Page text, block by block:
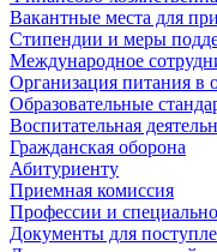
Вакантные места для
Стипендии и меры
Международное
Организация питания в
Образовательные
Воспитательная
Гражданская оборона
Абитуриенту
Приемная комиссия
Профессии и
Документы для